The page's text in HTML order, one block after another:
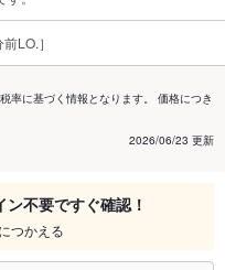
LO.］
率に基づく情報となります。 価格につき
2026/06/23 更新
不要ですぐ確認！
つかえる